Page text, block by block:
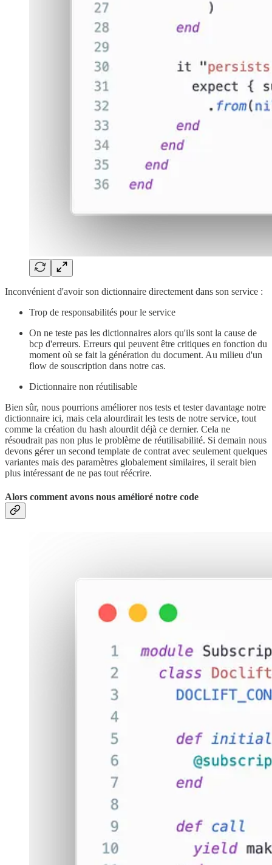
Inconvénient d'avoir son dictionnaire directement dans son service :
Trop de responsabilités pour le service
On ne teste pas les dictionnaires alors qu'ils sont la cause de
bcp d'erreurs. Erreurs qui peuvent être critiques en fonction du
moment où se fait la génération du document. Au milieu d'un
flow de souscription dans notre cas.
Dictionnaire non réutilisable
Bien sûr, nous pourrions améliorer nos tests et tester davantage notre
dictionnaire ici, mais cela alourdirait les tests de notre service, tout
comme la création du hash alourdit déjà ce dernier. Cela ne
résoudrait pas non plus le problème de réutilisabilité. Si demain nous
devons gérer un second template de contrat avec seulement quelques
variantes mais des paramètres globalement similaires, il serait bien
plus intéressant de ne pas tout réécrire.
Alors comment avons nous amélioré notre code